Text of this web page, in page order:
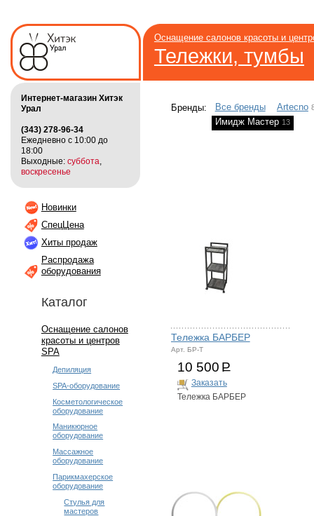
Оснащение салонов красоты и
Тележки, тумбы
Интернет-магазин Хитэк
Урал
(343) 278-96-34
Ежедневно с 10:00 до
18:00
Выходные: суббота
воскресенье
Новинки
СпецЦена
Хиты продаж
Распродажа
оборудования
Каталог
Оснащение салонов
красоты и центров
SPA
Депиляция
SPA-оборудование
Косметологическое
оборудование
Маникюрное
оборудование
Массажное
оборудование
Парикмахерское
оборудование
Стулья для
мастеров
Бренды: Все бренды Artecno
Имидж Мастер 13
Тележка БАРБЕР
Арт. БР-Т
10 500 Р
Заказать
Тележка БАРБЕР